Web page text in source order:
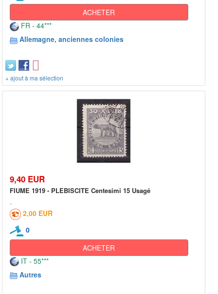
ACHETER
FR - 44***
Allemagne, anciennes colonies
+ ajout à ma sélection
9,40 EUR
FIUME 1919 - PLEBISCITE Centesimi 15 Usagé
2,00 EUR
0
ACHETER
IT - 55***
Autres